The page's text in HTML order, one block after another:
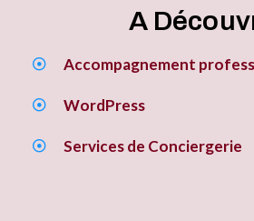
A
Accompagnement
WordPress
Services de Conciergerie